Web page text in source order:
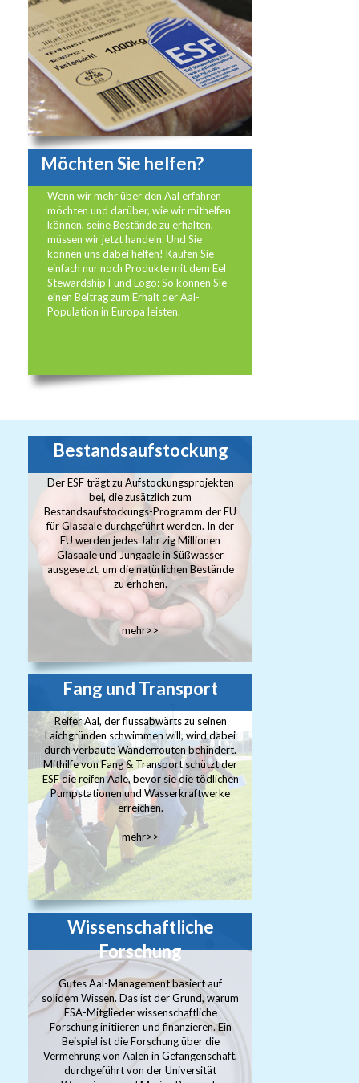
Möchten Sie helfen?
Wenn wir mehr über den Aal erfahren
möchten und darüber, wie wir mithelfen
können, seine Bestände zu erhalten,
müssen wir jetzt handeln. Und Sie
können uns dabei helfen! Kaufen Sie
einfach nur noch Produkte mit dem Eel
Stewardship Fund Logo: So können Sie
einen Beitrag zum Erhalt der Aal-
Population in Europa leisten.
Bestandsaufstockung
Der ESF trägt zu Aufstockungsprojekten
bei, die zusätzlich zum
Bestandsaufstockungs-Programm der EU
für Glasaale durchgeführt werden. In der
EU werden jedes Jahr zig Millionen
Glasaale und Jungaale in Süßwasser
ausgesetzt, um die natürlichen Bestände
zu erhöhen.
mehr>>
Fang und Transport
Reifer Aal, der flussabwärts zu seinen
Laichgründen schwimmen will, wird dabei
durch verbaute Wanderrouten behindert.
Mithilfe von Fang & Transport schützt der
ESF die reifen Aale, bevor sie die tödlichen
Pumpstationen und Wasserkraftwerke
erreichen.
mehr>>
Wissenschaftliche
Forschung
Gutes Aal-Management basiert auf
solidem Wissen. Das ist der Grund, warum
ESA-Mitglieder wissenschaftliche
Forschung initiieren und finanzieren. Ein
Beispiel ist die Forschung über die
Vermehrung von Aalen in Gefangenschaft,
durchgeführt von der Universität